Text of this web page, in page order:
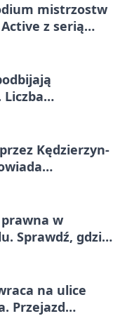
mistrzostw
z serią
Liczba
Kędzierzyn-
w
Sprawdź, gdzie
na ulice
Przejazd